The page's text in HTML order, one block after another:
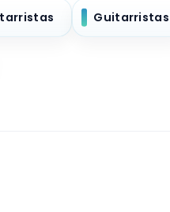
Guitarristas